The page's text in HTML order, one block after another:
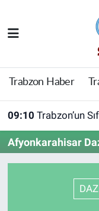
Trabzon Haber
09:10 Trabzon’un
Afyonkarahisar
Trabzon
Trabzonspor
Karadeniz
Resmi
Trabzon
Trabzon Hava
Trabzon
Süper Lig
Tüm